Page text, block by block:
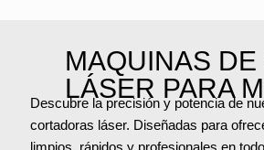
MAQUINAS DE
LÁSER PARA
Descubre la precisión y potencia de
cortadoras láser. Diseñadas para